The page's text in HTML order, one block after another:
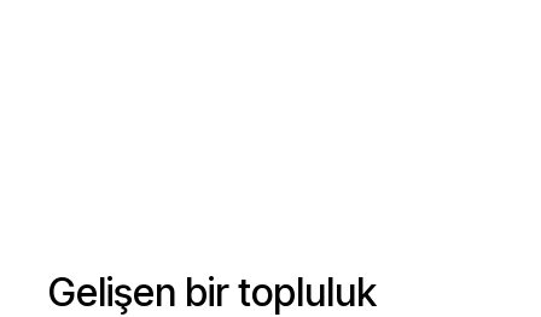
Gelişen bir topluluk